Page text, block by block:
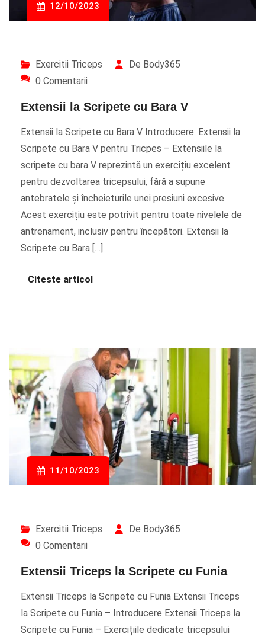
12/10/2023
Exercitii Triceps
De Body365
0 Comentarii
Extensii la Scripete cu Bara V
Extensii la Scripete cu Bara V Introducere: Extensii la
Scripete cu Bara V pentru Tricpes – Extensiile la
scripete cu bara V reprezintă un exercițiu excelent
pentru dezvoltarea tricepsului, fără a supune
antebratele și încheieturile unei presiuni excesive.
Acest exercițiu este potrivit pentru toate nivelele de
antrenament, inclusiv pentru începători. Extensii la
Scripete cu Bara […]
Citeste articol
11/10/2023
Exercitii Triceps
De Body365
0 Comentarii
Extensii Triceps la Scripete cu Funia
Extensii Triceps la Scripete cu Funia Extensii Triceps
la Scripete cu Funia – Introducere Extensii Triceps la
Scripete cu Funia – Exercițiile dedicate tricepsului